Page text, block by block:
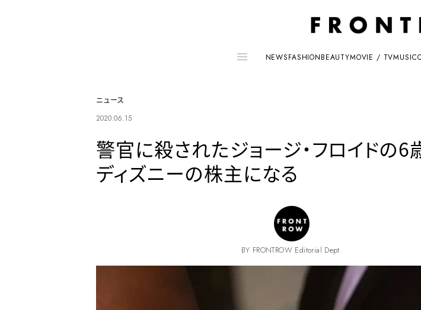
NEWSFASHIONBEAUTYMOVIE / TVMUSIC
ニュース
2020.06.15
警官に殺されたジョージ・フロイドの6
ディズニーの株主になる
BY FRONTROW Editorial Dept.